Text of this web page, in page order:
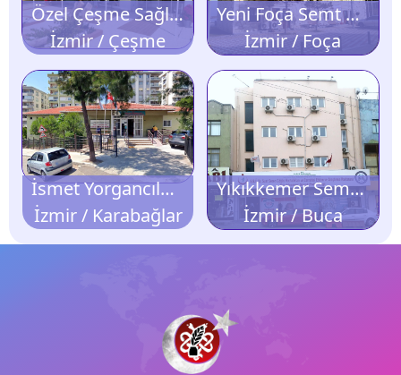
Özel Çeşme Sağlık Polikliniği
İzmir / Çeşme
Yeni Foça Semt Polikliniği
İzmir / Foça
İsmet Yorgancılar Basın Sitesi Semt Polikliniği
İzmir / Karabağlar
Yıkıkkemer Semt Polikliniği
İzmir / Buca